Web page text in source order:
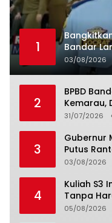
1
Bandar
03/08/2026
2
BPBD
Kemarau,
31/07/2026
3
Gubernur
Putus
03/08/2026
4
Kuliah S3
Tanpa
05/08/2026